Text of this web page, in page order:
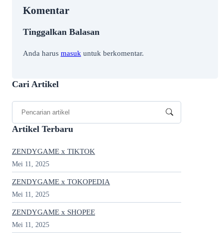
Komentar
Tinggalkan Balasan
Anda harus masukuntuk berkomentar.
Cari Artikel
Artikel Terbaru
ZENDYGAME x TIKTOK
Mei 11, 2025
ZENDYGAME x TOKOPEDIA
Mei 11, 2025
ZENDYGAME x SHOPEE
Mei 11, 2025